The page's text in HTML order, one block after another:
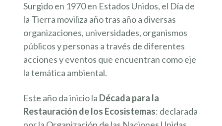
Surgido en 1970 en Estados Unidos, el Día de
la Tierra moviliza año tras año a diversas
organizaciones, universidades, organismos
públicos y personas a través de diferentes
acciones y eventos que encuentran como eje
la temática ambiental.
Este año da inicio la Década para la
Restauración de los Ecosistemas: declarada